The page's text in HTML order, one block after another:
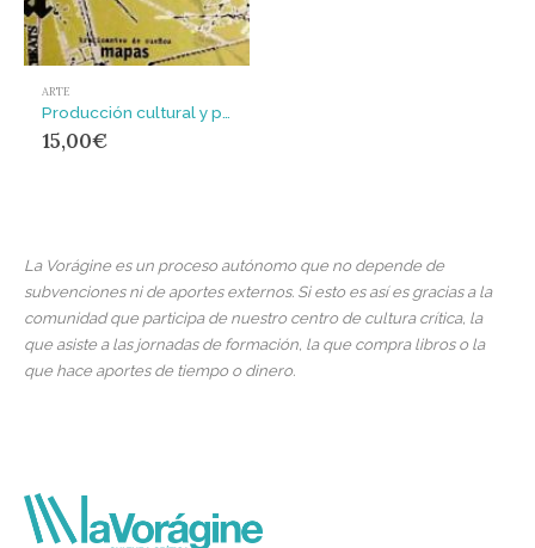
ARTE
15,00€
La Vorágine es un proceso autónomo que no depende de
subvenciones ni de aportes externos. Si esto es así es gracias a la
comunidad que participa de nuestro centro de cultura crítica, la
que asiste a las jornadas de formación, la que compra libros o la
que hace aportes de tiempo o dinero.